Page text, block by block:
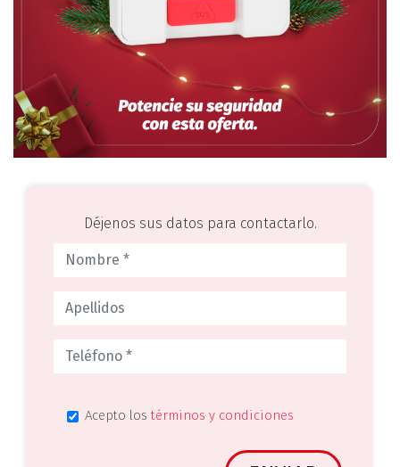
Déjenos sus datos para contactarlo.
Acepto lostérminos y condiciones